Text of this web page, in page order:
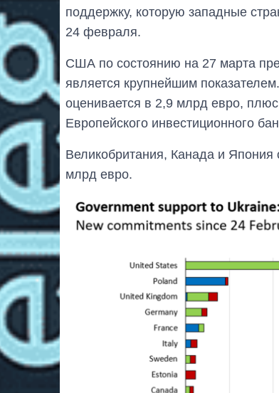
поддержку, которую западные
24 февраля.
США по состоянию на 27 марта
является крупнейшим
оценивается в 2,9 млрд евро,
Европейского инвестиционного
Великобритания, Канада и
млрд евро.